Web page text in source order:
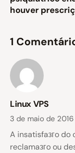
houver
1
Linux VPS
3 de maio de 2016
A insatisfaзгo do
reclamaзгo ou